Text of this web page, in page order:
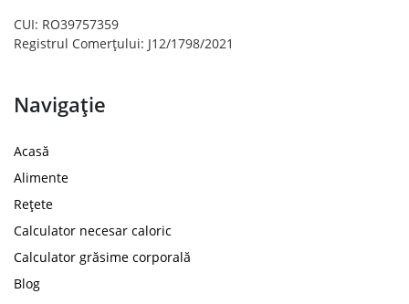
CUI: RO39757359
Registrul Comerțului: J12/1798/2021
Navigație
Acasă
Alimente
Rețete
Calculator necesar caloric
Calculator grăsime corporală
Blog